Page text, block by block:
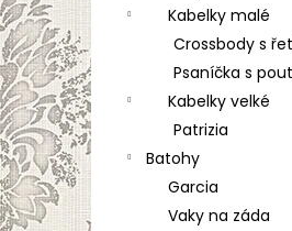
í
p
a
n
Kabelky malé
Crossbody s
Psaníčka s
Kabelky velké
Patrizia
Batohy
Garcia
Vaky na záda